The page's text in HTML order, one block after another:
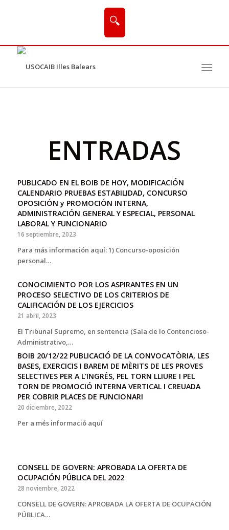
🔍
ENTRADAS
PUBLICADO EN EL BOIB DE HOY, MODIFICACIÓN
CALENDARIO PRUEBAS ESTABILIDAD, CONCURSO
OPOSICIÓN y PROMOCIÓN INTERNA,
ADMINISTRACIÓN GENERAL Y ESPECIAL, PERSONAL
LABORAL Y FUNCIONARIO
16 septiembre, 2023
Para más información aquí: 1) Concurso-oposición
personal…
CONOCIMIENTO POR LOS ASPIRANTES EN UN
PROCESO SELECTIVO DE LOS CRITERIOS DE
CALIFICACIÓN DE LOS EJERCICIOS
21 abril, 2023
El Tribunal Supremo, en sentencia (Sala de lo Contencioso-
Administrativo,…
BOIB 20/12/22 PUBLICACIÓ DE LA CONVOCATÒRIA, LES
BASES, EXERCICIS I BAREM DE MÈRITS DE LES PROVES
SELECTIVES PER A L'INGRÉS, PEL TORN LLIURE I PEL
TORN DE PROMOCIÓ INTERNA VERTICAL I CREUADA
PER COBRIR PLACES DE FUNCIONARI
20 diciembre, 2022
Per a més informació aquí
CONSELL DE GOVERN: APROBADA LA OFERTA DE
OCUPACIÓN PÚBLICA DEL 2022
28 noviembre, 2022
CONSELL DE GOVERN: APROBADA LA OFERTA DE OCUPACIÓN
PÚBLICA…